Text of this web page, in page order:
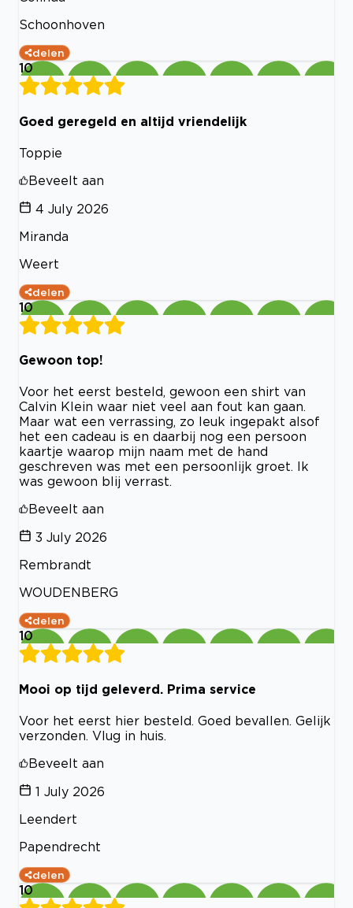
Schoonhoven
delen
10
Goed geregeld en altijd vriendelijk
Toppie
Beveelt aan
4 July 2026
Miranda
Weert
delen
10
Gewoon top!
Voor het eerst besteld, gewoon een shirt van
Calvin Klein waar niet veel aan fout kan gaan.
Maar wat een verrassing, zo leuk ingepakt alsof
het een cadeau is en daarbij nog een persoon
kaartje waarop mijn naam met de hand
geschreven was met een persoonlijk groet. Ik
was gewoon blij verrast.
Beveelt aan
3 July 2026
Rembrandt
WOUDENBERG
delen
10
Mooi op tijd geleverd. Prima service
Voor het eerst hier besteld. Goed bevallen. Gelijk
verzonden. Vlug in huis.
Beveelt aan
1 July 2026
Leendert
Papendrecht
delen
10